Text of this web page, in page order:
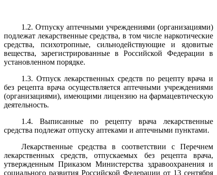
1.2. Отпуску аптечными учреждениями (организациями)
подлежат лекарственные средства, в том числе наркотические
средства, психотропные, сильнодействующие и ядовитые
вещества, зарегистрированные в Российской Федерации в
установленном порядке.
1.3. Отпуск лекарственных средств по рецепту врача и
без рецепта врача осуществляется аптечными учреждениями
(организациями), имеющими лицензию на фармацевтическую
деятельность.
1.4. Выписанные по рецепту врача лекарственные
средства подлежат отпуску аптеками и аптечными пунктами.
Лекарственные средства в соответствии с Перечнем
лекарственных средств, отпускаемых без рецепта врача,
утвержденным Приказом Министерства здравоохранения и
социального развития Российской Федерации от 13 сентября